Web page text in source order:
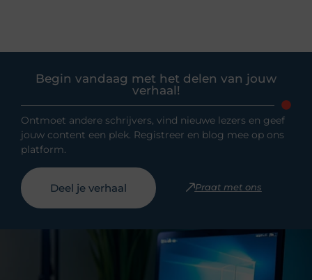
Begin vandaag met het delen van jouw
verhaal!
Ontmoet andere schrijvers, vind nieuwe lezers en geef
jouw content een plek. Registreer en blog mee op ons
platform.
Deel je verhaal Praat met ons